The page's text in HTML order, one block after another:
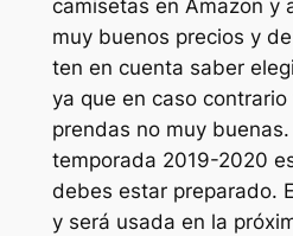
camisetas en Amazon y
muy buenos precios y
ten en cuenta saber
ya que en caso
prendas no muy
temporada 2019-2020
debes estar preparado.
y será usada en la